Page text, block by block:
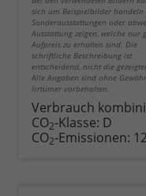
sich um Beispielbilder handeln
Sonderausstattungen oder
Ausstattung zeigen, welche nur
Aufpreis zu erhalten sind. Die
schriftliche Beschreibung ist
entscheidend, nicht die
Alle Angaben sind ohne Gewähr.
Irrtümer vorbehalten.
Verbrauch
CO2-Klasse: D
CO2-Emissionen: